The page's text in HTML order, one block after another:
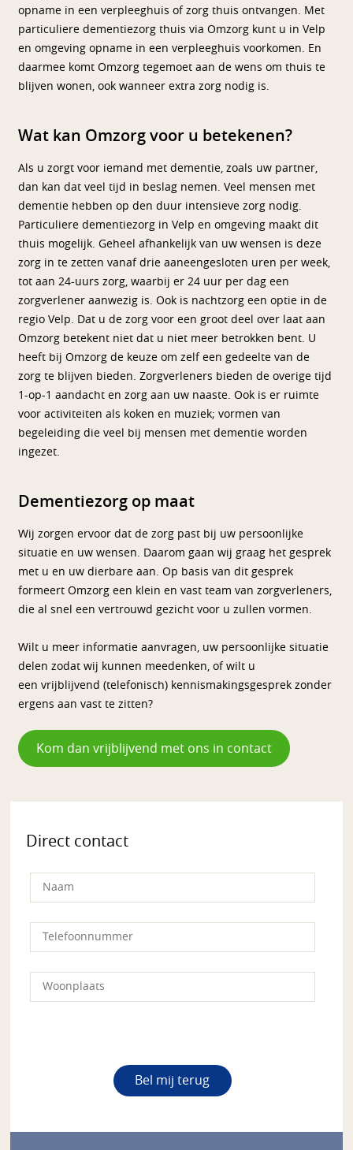
Direct contact
opname in een verpleeghuis of zorg thuis ontvangen. Met
particuliere dementiezorg thuis via Omzorg kunt u in Velp
en omgeving opname in een verpleeghuis voorkomen. En
daarmee komt Omzorg tegemoet aan de wens om thuis te
blijven wonen, ook wanneer extra zorg nodig is.
Wat kan Omzorg voor u betekenen?
Als u zorgt voor iemand met dementie, zoals uw partner,
dan kan dat veel tijd in beslag nemen. Veel mensen met
dementie hebben op den duur intensieve zorg nodig.
Particuliere dementiezorg in Velp en omgeving maakt dit
thuis mogelijk. Geheel afhankelijk van uw wensen is deze
zorg in te zetten vanaf drie aaneengesloten uren per week,
tot aan 24-uurs zorg, waarbij er 24 uur per dag een
zorgverlener aanwezig is. Ook is nachtzorg een optie in de
regio Velp. Dat u de zorg voor een groot deel over laat aan
Omzorg betekent niet dat u niet meer betrokken bent. U
heeft bij Omzorg de keuze om zelf een gedeelte van de
zorg te blijven bieden. Zorgverleners bieden de overige tijd
1-op-1 aandacht en zorg aan uw naaste. Ook is er ruimte
voor activiteiten als koken en muziek; vormen van
begeleiding die veel bij mensen met dementie worden
ingezet.
Dementiezorg op maat
Wij zorgen ervoor dat de zorg past bij uw persoonlijke
situatie en uw wensen. Daarom gaan wij graag het gesprek
met u en uw dierbare aan. Op basis van dit gesprek
formeert Omzorg een klein en vast team van zorgverleners,
die al snel een vertrouwd gezicht voor u zullen vormen.
Wilt u meer informatie aanvragen, uw persoonlijke situatie
delen zodat wij kunnen meedenken, of wilt u
een vrijblijvend (telefonisch) kennismakingsgesprek zonder
ergens aan vast te zitten?
Kom dan vrijblijvend met ons in contact